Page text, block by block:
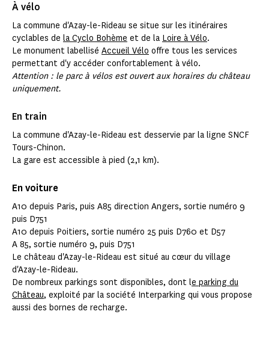
À vélo
La commune d'Azay-le-Rideau se situe sur les itinéraires
cyclables de la Cyclo Bohème et de la Loire à Vélo.
Le monument labellisé Accueil Vélo offre tous les services
permettant d'y accéder confortablement à vélo.
Attention : le parc à vélos est ouvert aux horaires du château
uniquement.
En train
La commune d'Azay-le-Rideau est desservie par la ligne SNCF
Tours-Chinon.
La gare est accessible à pied (2,1 km).
En voiture
A10 depuis Paris, puis A85 direction Angers, sortie numéro 9
puis D751
A10 depuis Poitiers, sortie numéro 25 puis D760 et D57
A 85, sortie numéro 9, puis D751
Le château d'Azay-le-Rideau est situé au cœur du village
d'Azay-le-Rideau.
De nombreux parkings sont disponibles, dont le parking du
Château, exploité par la société Interparking qui vous propose
aussi des bornes de recharge.